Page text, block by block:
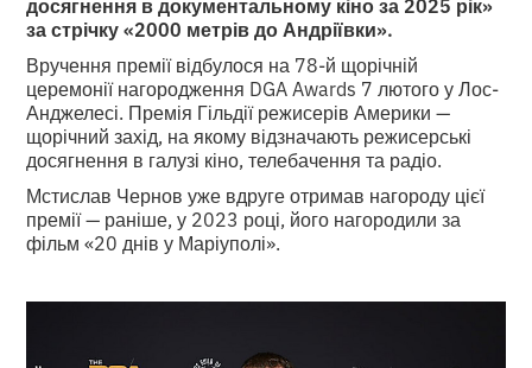
за стрічку «2000 метрів до Андріївки».
Вручення премії відбулося на 78-й щорічній
церемонії нагородження DGA Awards 7 лютого у Лос-
Анджелесі. Премія Гільдії режисерів Америки —
щорічний захід, на якому відзначають режисерські
досягнення в галузі кіно, телебачення та радіо.
Мстислав Чернов уже вдруге отримав нагороду цієї
премії — раніше, у 2023 році, його нагородили за
фільм «20 днів у Маріуполі».